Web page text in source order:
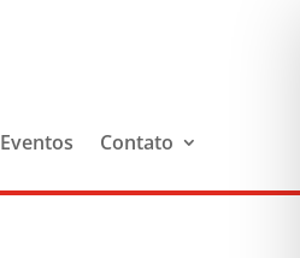
Eventos Contato